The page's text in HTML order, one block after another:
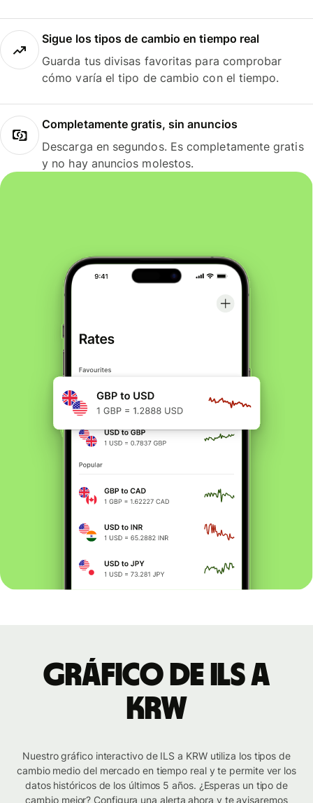
Sigue los tipos de cambio en tiempo real
Guarda tus divisas favoritas para comprobar
cómo varía el tipo de cambio con el tiempo.
Completamente gratis, sin anuncios
Descarga en segundos. Es completamente gratis
y no hay anuncios molestos.
Gráfico de ILS a
KRW
Nuestro gráfico interactivo de ILS a KRW utiliza los tipos de
cambio medio del mercado en tiempo real y te permite ver los
datos históricos de los últimos 5 años. ¿Esperas un tipo de
cambio mejor? Configura una alerta ahora y te avisaremos